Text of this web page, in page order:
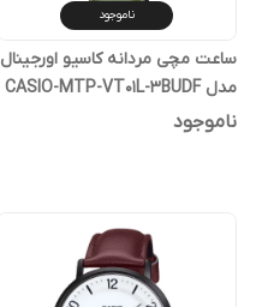
ناموجود
ساعت مچی مردانه کاسیو اورجینال
مدل CASIO-MTP-VT01L-3BUDF
ناموجود